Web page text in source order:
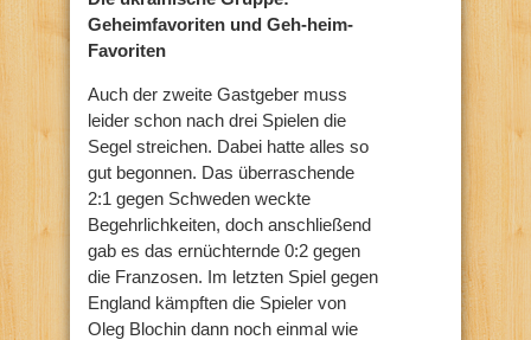
Geheimfavoriten und Geh-heim-
Favoriten
Auch der zweite Gastgeber muss
leider schon nach drei Spielen die
Segel streichen. Dabei hatte alles so
gut begonnen. Das überraschende
2:1 gegen Schweden weckte
Begehrlichkeiten, doch anschließend
gab es das ernüchternde 0:2 gegen
die Franzosen. Im letzten Spiel gegen
England kämpften die Spieler von
Oleg Blochin dann noch einmal wie